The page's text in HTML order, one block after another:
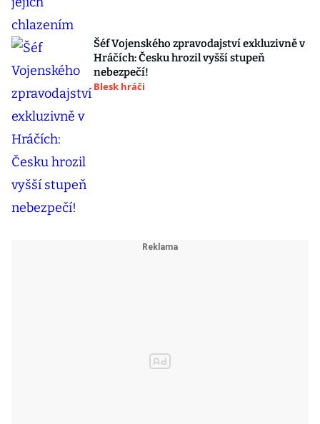
Šéf Vojenského zpravodajství exkluzivně v
Hráčích: Česku hrozil vyšší stupeň
nebezpečí!
Blesk hráči